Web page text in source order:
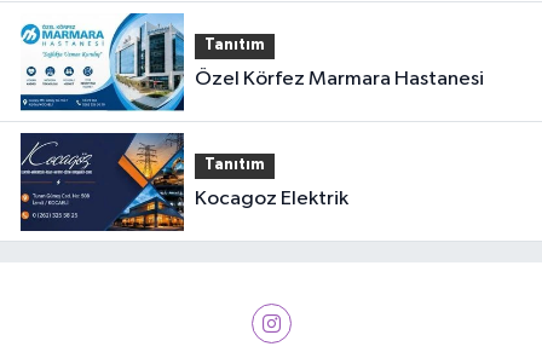
Tanıtım
Özel Körfez Marmara Hastanesi
Tanıtım
Kocagoz Elektrik